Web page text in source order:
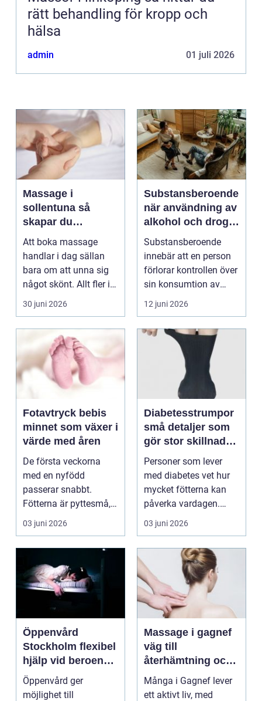
rätt behandling för kropp och
hälsa
admin 01 juli 2026
Massage i
sollentuna så
skapar du
återhämtning i
vardagen
Att boka massage
handlar i dag sällan
bara om att unna sig
något skönt. Allt fler i
Sollentuna söker...
30 juni 2026
Substansberoende
när användning av
alkohol och droger
tar över vardagen
Substansberoende
innebär att en person
förlorar kontrollen över
sin konsumtion av
alkohol, läkemedel...
12 juni 2026
Fotavtryck bebis
minnet som växer i
värde med åren
De första veckorna
med en nyfödd
passerar snabbt.
Fötterna är pyttesmå,
huden är mjuk och
varje lite...
03 juni 2026
Diabetesstrumpor
små detaljer som
gör stor skillnad
för känsliga fötter
Personer som lever
med diabetes vet hur
mycket fötterna kan
påverka vardagen.
Nedsatt känsel, sämre
03 juni 2026
Öppenvård
Stockholm flexibel
hjälp vid beroende
och annan
problematik
Öppenvård ger
möjlighet till
Massage i gagnef
väg till
återhämtning och
bättre hälsa
Många i Gagnef lever
ett aktivt liv, med